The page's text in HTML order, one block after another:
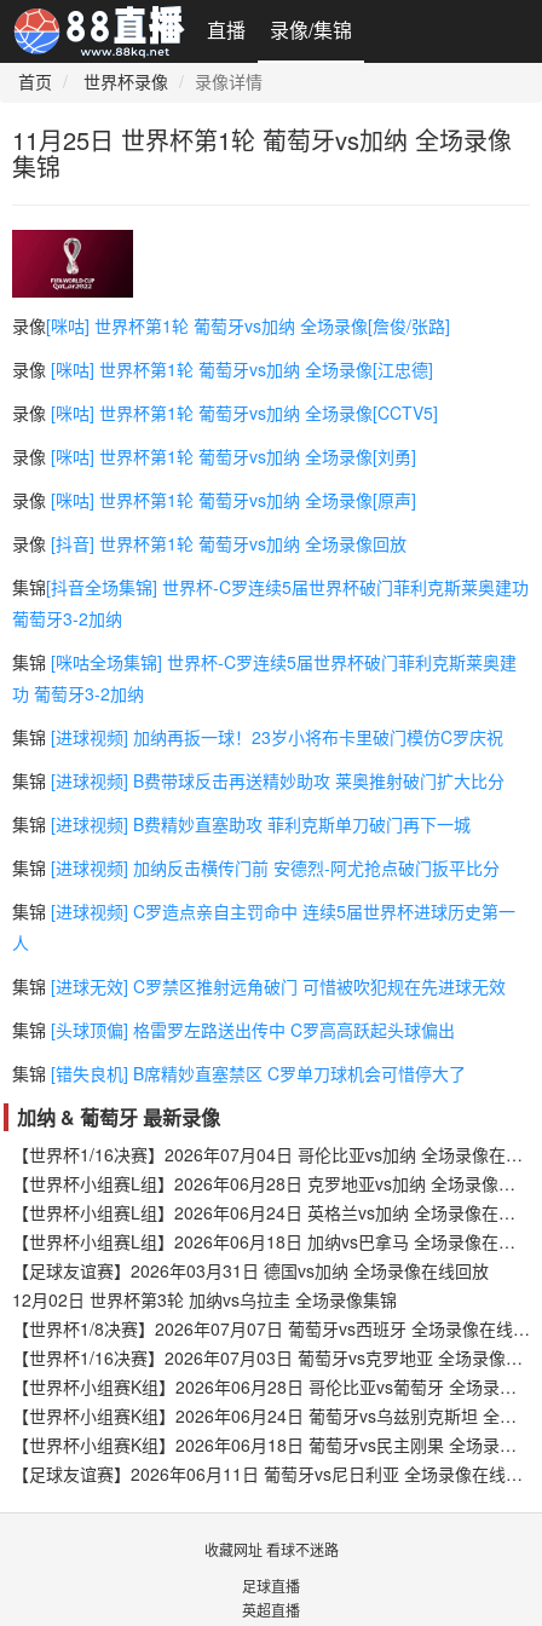
直播 录像/集锦
首页 世界杯录像 录像详情
11月25日 世界杯第1轮 葡萄牙vs加纳 全场录像
集锦
录像[咪咕] 世界杯第1轮 葡萄牙vs加纳 全场录像[詹俊/张路]
录像 [咪咕] 世界杯第1轮 葡萄牙vs加纳 全场录像[江忠德]
录像 [咪咕] 世界杯第1轮 葡萄牙vs加纳 全场录像[CCTV5]
录像 [咪咕] 世界杯第1轮 葡萄牙vs加纳 全场录像[刘勇]
录像 [咪咕] 世界杯第1轮 葡萄牙vs加纳 全场录像[原声]
录像 [抖音] 世界杯第1轮 葡萄牙vs加纳 全场录像回放
集锦[抖音全场集锦] 世界杯-C罗连续5届世界杯破门菲利克斯莱奥建功
葡萄牙3-2加纳
集锦 [咪咕全场集锦] 世界杯-C罗连续5届世界杯破门菲利克斯莱奥建
功 葡萄牙3-2加纳
集锦 [进球视频] 加纳再扳一球！23岁小将布卡里破门模仿C罗庆祝
集锦 [进球视频] B费带球反击再送精妙助攻 莱奥推射破门扩大比分
集锦 [进球视频] B费精妙直塞助攻 菲利克斯单刀破门再下一城
集锦 [进球视频] 加纳反击横传门前 安德烈-阿尤抢点破门扳平比分
集锦 [进球视频] C罗造点亲自主罚命中 连续5届世界杯进球历史第一
人
集锦 [进球无效] C罗禁区推射远角破门 可惜被吹犯规在先进球无效
集锦 [头球顶偏] 格雷罗左路送出传中 C罗高高跃起头球偏出
集锦 [错失良机] B席精妙直塞禁区 C罗单刀球机会可惜停大了
加纳 & 葡萄牙 最新录像
【世界杯1/16决赛】2026年07月04日 哥伦比亚vs加纳 全场录像在线回放
【世界杯小组赛L组】2026年06月28日 克罗地亚vs加纳 全场录像在线回放
【世界杯小组赛L组】2026年06月24日 英格兰vs加纳 全场录像在线回放
【世界杯小组赛L组】2026年06月18日 加纳vs巴拿马 全场录像在线回放
【足球友谊赛】2026年03月31日 德国vs加纳 全场录像在线回放
12月02日 世界杯第3轮 加纳vs乌拉圭 全场录像集锦
【世界杯1/8决赛】2026年07月07日 葡萄牙vs西班牙 全场录像在线回放
【世界杯1/16决赛】2026年07月03日 葡萄牙vs克罗地亚 全场录像在线回放
【世界杯小组赛K组】2026年06月28日 哥伦比亚vs葡萄牙 全场录像在线回放
【世界杯小组赛K组】2026年06月24日 葡萄牙vs乌兹别克斯坦 全场录像在线回放
【世界杯小组赛K组】2026年06月18日 葡萄牙vs民主刚果 全场录像在线回放
【足球友谊赛】2026年06月11日 葡萄牙vs尼日利亚 全场录像在线回放
收藏网址 看球不迷路
足球直播
英超直播